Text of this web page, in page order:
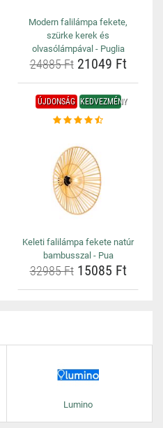
Modern falilámpa fekete,
szürke kerek és
olvasólámpával - Puglia
24885 Ft21049 Ft
ÚJDONSÁG KEDVEZMÉNY
Keleti falilámpa fekete natúr
bambusszal - Pua
32985 Ft15085 Ft
Lumino